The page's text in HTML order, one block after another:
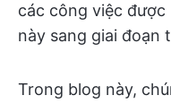
các công việc
này sang giai đoạn
Trong blog này,